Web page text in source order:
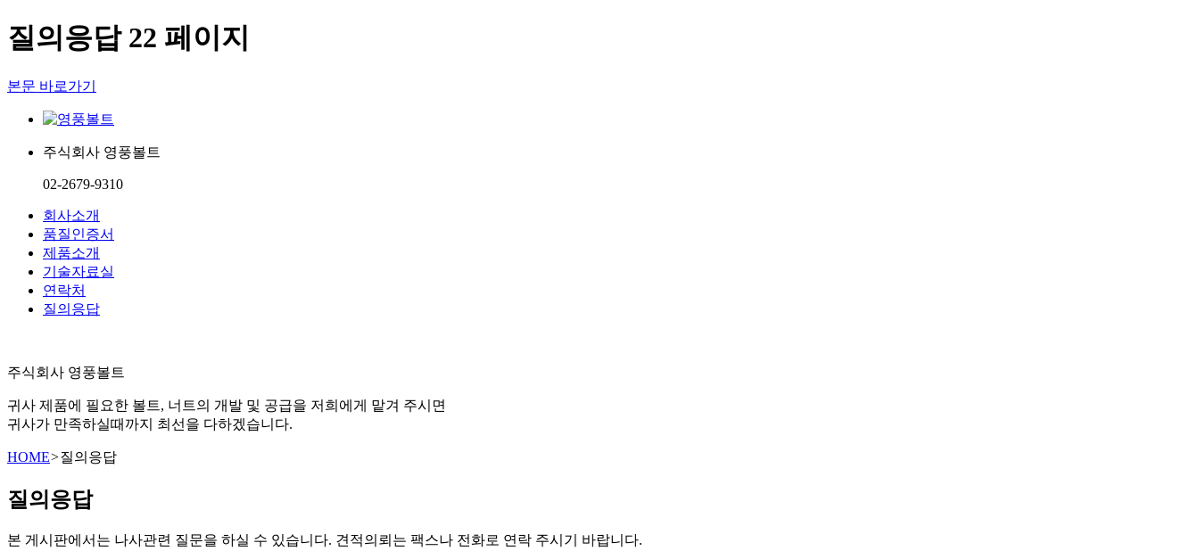
질의응답 22 페이지
본문 바로가기
주식회사 영풍볼트
02-2679-9310
회사소개
품질인증서
제품소개
기술자료실
연락처
질의응답
주식회사 영풍볼트
귀사 제품에 필요한 볼트, 너트의 개발 및 공급을 저희에게 맡겨 주시면
귀사가 만족하실때까지 최선을 다하겠습니다.
HOME>질의응답
질의응답
본 게시판에서는 나사관련 질문을 하실 수 있습니다. 견적의뢰는 팩스나 전화로 연락 주시기 바랍니다.